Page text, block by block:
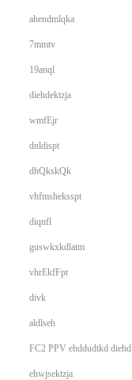
ahendmlqka
7mmtv
19anql
diehdektzja
wmfEjr
dnldispt
dhQkskQk
vhfmsheksspt
diqnfl
guswkxkdlatm
vhrEkfFpt
divk
aldlseh
FC2 PPV ehddudtkd diehd
ehwjsektzja